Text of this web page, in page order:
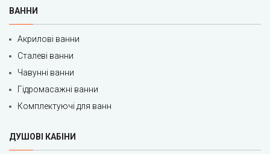
ВАННИ
Акрилові ванни
Сталеві ванни
Чавунні ванни
Гідромасажні ванни
Комплектуючі для ванн
ДУШОВІ КАБІНИ